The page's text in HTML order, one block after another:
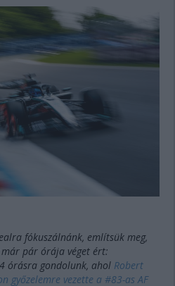
fókuszálnánk, említsük meg,
már pár órája véget ért:
órásra gondolunk, ahol Robert
győzelemre vezette a #83-as AF